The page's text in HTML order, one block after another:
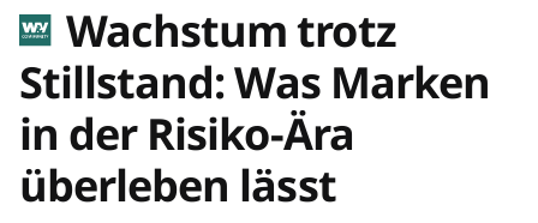
Wachstum trotz
Stillstand: Was Marken
in der Risiko-Ära
überleben lässt